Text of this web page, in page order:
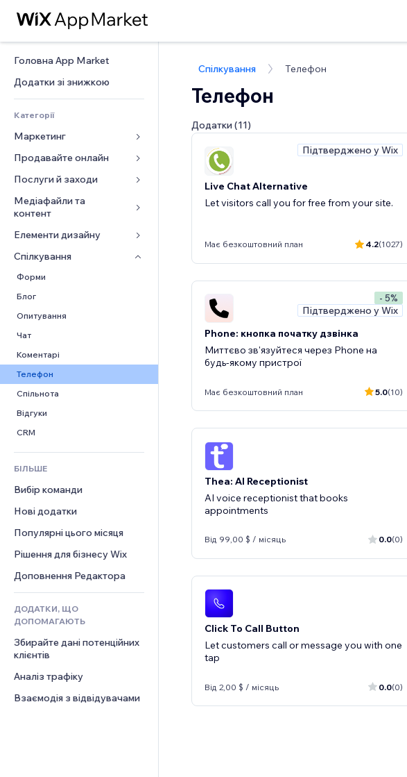
Головна App Market
Додатки зі знижкою
Категорії
Маркетинг
Реклама
Мобільний
Аналітика
Соцмережі
SEO
Залучення
Розміщення сайту
Ел. пошта
Конверсія
Продавайте онлайн
Додатки для магазинів
Надсилання та доставка
Кнопки продажу
Онлайн‑курси
Друк на замовлення
Бухгалтерський облік
Купони й лояльність
Рішення для складів
Дропшипінг
Тарифні плани й підписки
Краудфандинг
Їжа та напої
Послуги й заходи
Готелі
Заходи
Ресторани
Нерухомість
Запис на послуги
Медіафайли та
контент
Галерея
Музика
Подкасти
Фотографія
Відео
PDF
Обмін файлами
Новини
Контент‑послуги
Ефекти для тексту
Елементи дизайну
Карти й навігація
Конфіденційність і безпека
Годинник
Шаблони сторінок
Ефекти зображення
Кнопки та меню
Банери та бейджі
Калькулятори
Пошук
Погода
Графіки й таблиці
Форми
Блог
Опитування
Чат
Коментарі
Телефон
Спільнота
Відгуки
CRM
БІЛЬШЕ
Вибір команди
Нові додатки
Популярні цього місяця
Рішення для бізнесу Wix
Доповнення Редактора
ДОДАТКИ, ЩО
ДОПОМАГАЮТЬ
Збирайте дані потенційних
клієнтів
Аналіз трафіку
Взаємодія з відвідувачами
Спілкування Телефон
Телефон
Додатки (11)
Підтверджено у Wix
Live Chat Alternative
Let visitors call you for free from your site.
Має безкоштовний план 4.2(1027)
- 5%
Підтверджено у Wix
Phone: кнопка початку дзвінка
Миттєво зв'язуйтеся через Phone на
будь-якому пристрої
Має безкоштовний план 5.0(10)
Thea: AI Receptionist
AI voice receptionist that books
appointments
Від 99,00 $ / місяць 0.0(0)
Click To Call Button
Let customers call or message you with one
tap
Від 2,00 $ / місяць 0.0(0)